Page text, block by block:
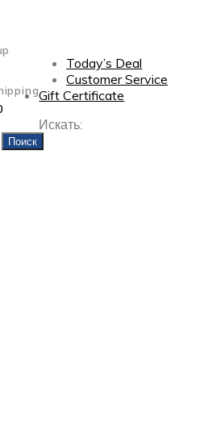
Today’s Deal
Customer Service
Gift Certificate
Искать:
Поиск